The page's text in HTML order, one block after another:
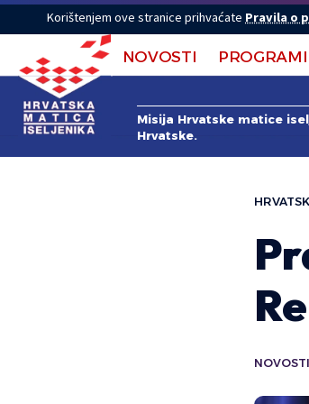
Korištenjem ove stranice prihvaćate Pravila o
NOVOSTI PROGRAMI
Misija Hrvatske matice
Hrvatske.
NOVOSTI